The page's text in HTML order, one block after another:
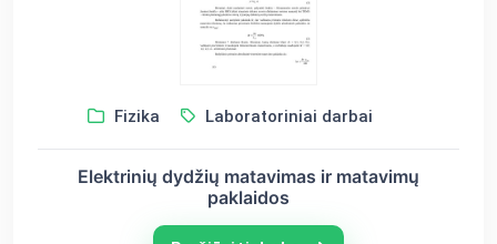
Fizika Laboratoriniai darbai
Elektrinių dydžių matavimas ir matavimų
paklaidos